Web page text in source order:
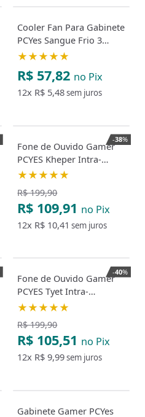
Cooler Fan Para Gabinete
PCYes Sangue Frio 3
ARGB White Ghost
★★★★★
R$ 57,82 no Pix
12x R$ 5,48sem juros
-38%
Fone de Ouvido Gamer
PCYES Kheper Intra-
Auricular P3 3.5mm
★★★★★
R$ 199,90
R$ 109,91 no Pix
12x R$ 10,41 sem juros
-40%
Fone de Ouvido Gamer
PCYES Tyet Intra-
Auricular P3 3.5mm com
★★★★★
R$ 199,90
R$ 105,51 no Pix
12x R$ 9,99sem juros
Gabinete Gamer PCYes